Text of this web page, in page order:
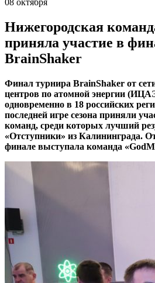
08 октября
Нижегородская
приняла участие в
BrainShaker
Финал турнира BrainShaker от
центров по атомной энергии
одновременно в 18 российских
последней игре сезона приняли
команд, среди которых лучший
«Отступники» из Калининграда.
финале выступала команда